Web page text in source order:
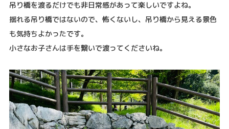
吊り橋を渡るだけでも非日常感があって楽しいですよね。
揺れる吊り橋ではないので、怖くないし、吊り橋から見える景色
も気持ちよかったです。
小さなお子さんは手を繋いで渡ってくださいね。